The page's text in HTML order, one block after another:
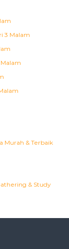
3 Malam
Murah & Terbaik
& Study